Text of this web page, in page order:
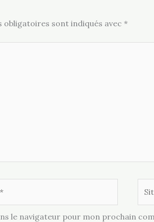
obligatoires sont indiqués avec *
le navigateur pour mon prochain